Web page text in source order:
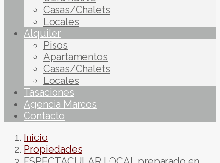
Casas/Chalets
Locales
Alquiler
Pisos
Apartamentos
Casas/Chalets
Locales
Tasaciones
Agencia Marcos
Contacto
Inicio
Propiedades